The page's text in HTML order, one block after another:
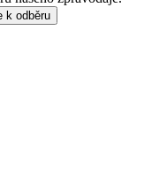
k odběru